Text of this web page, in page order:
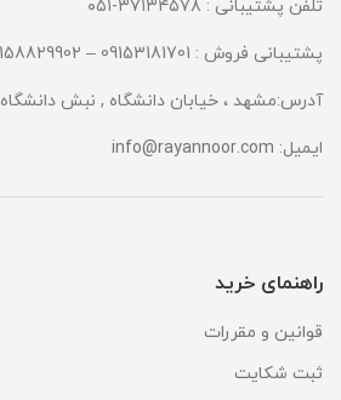
تلفن پشتیبانی : ۳۷۱۳۴۵۷۸-۰۵۱
پشتیبانی فروش : 09153181701 – 09158829902
آدرس:مشهد ، خیابان دانشگاه , نبش دانشگاه 5 (11 قدیم) , طبقه +1
ایمیل: info@rayannoor.com
راهنمای خرید
قوانین و مقررات
ثبت شکایت